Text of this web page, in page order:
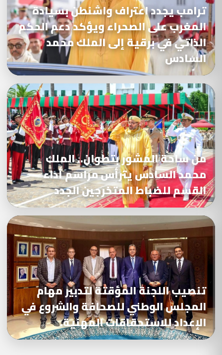
ترامب يجدد اعتراف واشنطن بسيادة
المغرب على الصحراء ويؤكد دعم الحكم
الذاتي في برقية إلى الملك محمد
السادس
من ساحة المشور بتطوان.. الملك
محمد السادس يترأس مراسم أداء
القسم للضباط المتخرجين الجدد
تنصيب اللجنة المؤقتة لتدبير مهام
المجلس الوطني للصحافة والشروع في
الإعداد للاستحقاقات المهنية.